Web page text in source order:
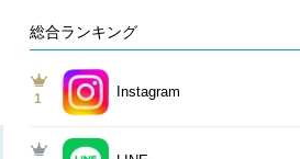
総合ランキング
1 Instagram